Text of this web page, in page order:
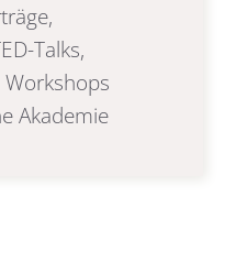
Talks,
Akademie